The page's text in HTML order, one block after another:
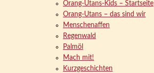
Orang-Utans-Kids – Startseite
Orang-Utans – das sind wir
Menschenaffen
Regenwald
Palmöl
Mach mit!
Kurzgeschichten